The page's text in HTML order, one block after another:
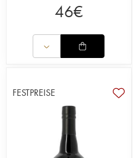
46€
FESTPREISE